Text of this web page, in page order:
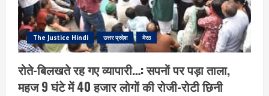
The Justice Hindi उत्तर प्रदेश मेरठ
रोते-बिलखते रह गए व्यापारी…: सपनों पर पड़ा ताला,
महज 9 घंटे में 40 हजार लोगों की रोजी-रोटी छिनी